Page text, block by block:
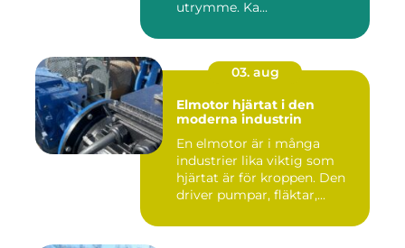
utrymme. Ka...
03. aug
Elmotor hjärtat i den
moderna industrin
En elmotor är i många
industrier lika viktig som
hjärtat är för kroppen. Den
driver pumpar, fläktar,...